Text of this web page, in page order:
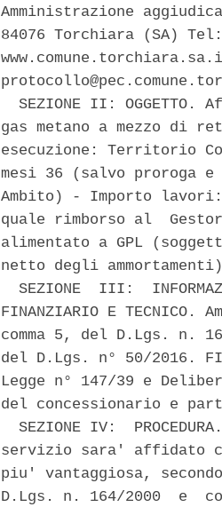
Amministrazione
84076 Torchiara (SA)
SEZIONE II: OGGETTO.
gas metano a mezzo di
esecuzione: Territorio
mesi 36 (salvo proroga
Ambito) - Importo
quale rimborso al
alimentato a GPL
netto degli
SEZIONE  III:
FINANZIARIO E
comma 5, del D.Lgs. n.
del D.Lgs. n° 50/2016.
Legge n° 147/39 e
del concessionario e
SEZIONE IV:
servizio sara' affidato
piu' vantaggiosa,
D.Lgs. n. 164/2000  e